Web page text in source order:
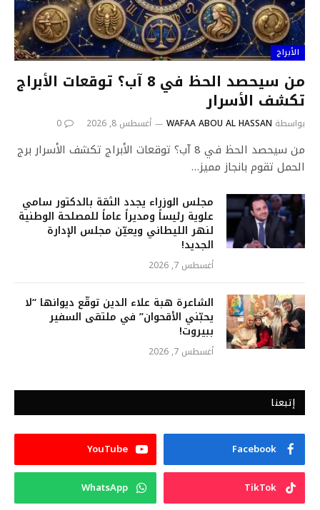
الأبراج
من سيحصد الحظ في 8 آب؟ توقعات الأبراج
تكشف الأسرار
بواسطة WAFAA ABOU AL HASSAN أغسطس 8, 2026 0
من سيحصد الحظ في 8 آب؟ توقعات الأبراج تكشف الأسرار برج
الحمل تقوم بانجاز مميز…
مجلس الوزراء يجدد الثقة بالدكتور سامي
علوية رئيساً ومديراً عاماً للمصلحة الوطنية
لنهر الليطاني ويعيّن مجلس الإدارة
الجديد!
أغسطس 7, 2026
الشاعرة هبة علاء الدين توقّع ديوانها “لا
يحبّني الأقحوان” في ملتقى السفير
ببيروت!
أغسطس 7, 2026
إتبعنا
Facebook
YouTube
TikTok
WhatsApp